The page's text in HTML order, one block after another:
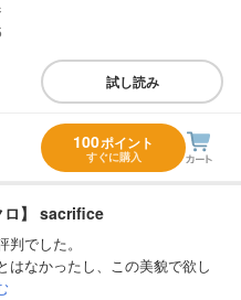
試し読み
100ポイント
すぐに購入
ロ】 sacrifice
でした。
はなかったし、この美貌で欲し